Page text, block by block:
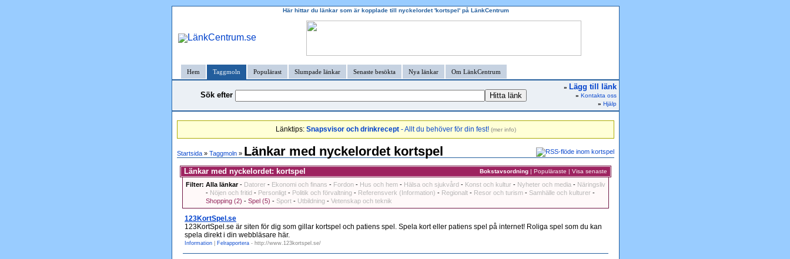
Här hittar du länkar som är kopplade till nyckelordet 'kortspel' på LänkCentrum
Hem Taggmoln Populärast Slumpade länkar Senaste besökta Nya länkar Om LänkCentrum
Sök efter
» Lägg till länk
» Kontakta oss
» Hjälp
Länktips: Snapsvisor och drinkrecept- Allt du behöver för din fest! (mer info)
Startsida » Taggmoln » Länkar med nyckelordet kortspel
Länkar med nyckelordet: kortspel Bokstavsordning | Populäraste | Visa senaste
Filter: Alla länkar- Datorer - Ekonomi och finans - Fordon - Hus och hem - Hälsa och sjukvård - Konst och kultur - Nyheter och media - Näringsliv
- Nöjen och fritid - Personligt - Politik och förvaltning - Referensverk (Information) - Regionalt - Resor och turism - Samhälle och kulturer -
Shopping (2) - Spel (5) - Sport - Utbildning - Vetenskap och teknik
123KortSpel.se
123KortSpel.se är siten för dig som gillar kortspel och patiens spel. Spela kort eller patiens spel på internet! Roliga spel som du kan
spela direkt i din webbläsare här.
Information Felrapportera - http://www.123kortspel.se/